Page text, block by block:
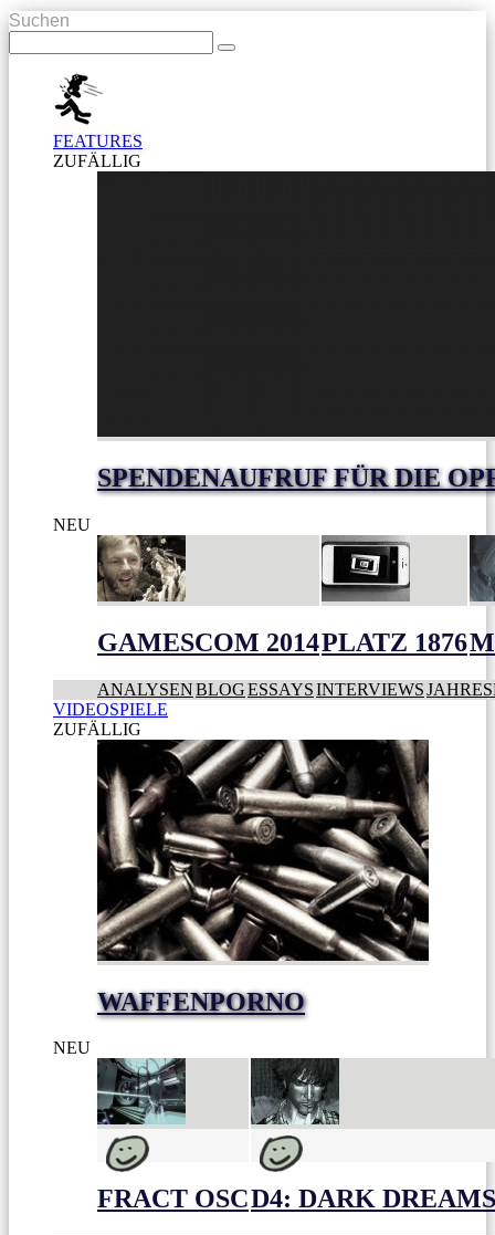
Suchen
FEATURES
ZUFÄLLIG
SPENDENAUFRUF FÜR DIE
NEU
GAMESCOM 2014PLATZ 1876
ANALYSENBLOGESSAYSINTERVIEWS
VIDEOSPIELE
ZUFÄLLIG
WAFFENPORNO
NEU
FRACT OSCD4: DARK